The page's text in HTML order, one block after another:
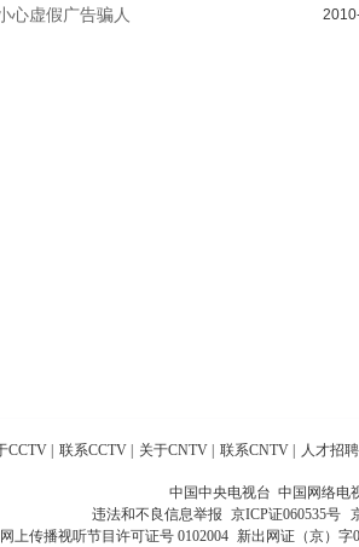
心虚假广告骗人
CCTV | 联系CCTV | 关于CNTV | 联系CNTV | 人才招聘
中国中央电视台 中国网络电
违法和不良信息举报 京ICP证060535号
网上传播视听节目许可证号 0102004 新出网证（京）